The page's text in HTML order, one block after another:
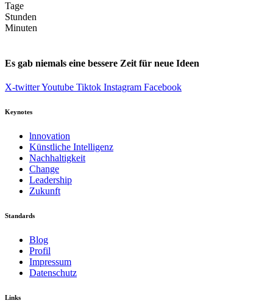
Tage
Stunden
Minuten
Es gab niemals eine bessere Zeit für neue Ideen
X-twitterYoutube Tiktok Instagram Facebook
Keynotes
lnnovation
Künstliche Intelligenz
Nachhaltigkeit
Change
Leadership
Zukunft
Standards
Blog
Profil
Impressum
Datenschutz
Links